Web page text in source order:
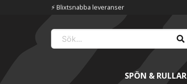
⚡️ Blixtsnabba leveranser
SPÖN & RULLAR